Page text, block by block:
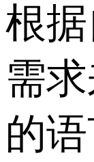
根
需
的语